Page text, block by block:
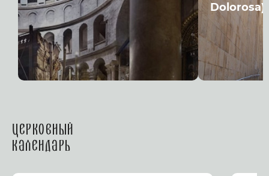
Dolorosa)"
Церковный
календарь